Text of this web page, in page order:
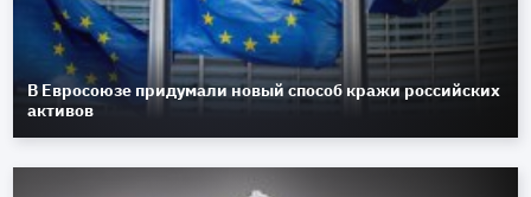
В Евросоюзе придумали новый способ кражи российских
активов